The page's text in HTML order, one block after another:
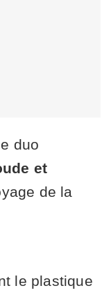
duo
et
de la
le plastique